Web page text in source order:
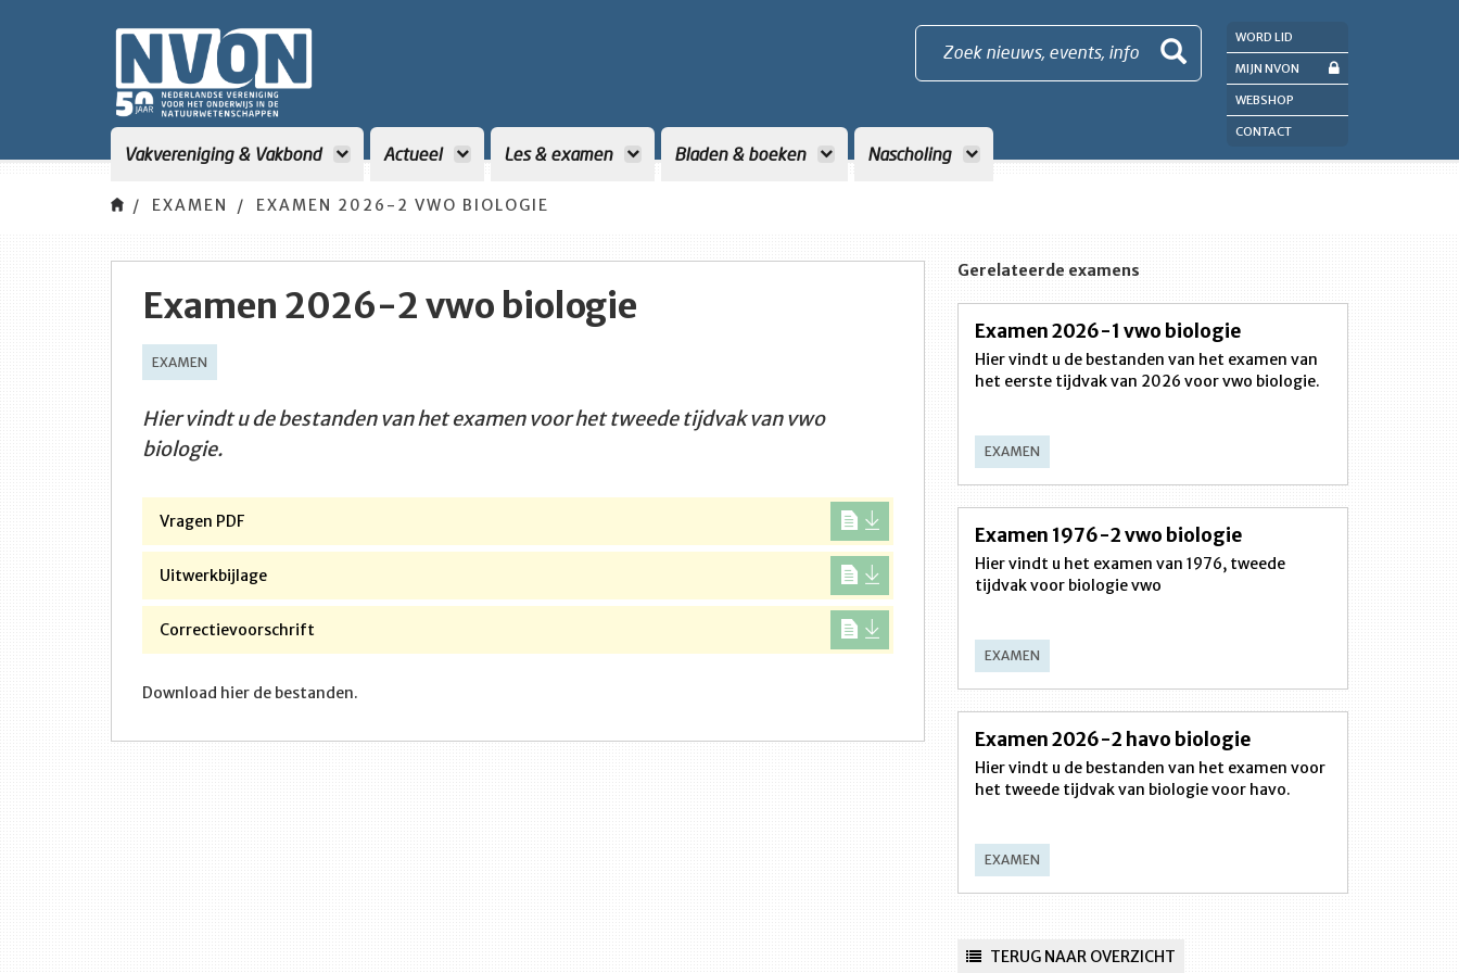
Zoek nieuws, events, info
Vakvereniging & Vakbond Actueel Les & examen Bladen & boeken Nascholing
WORD LID
MIJN NVON
WEBSHOP
CONTACT
EXAMEN EXAMEN 2026-2 VWO BIOLOGIE
Examen 2026-2 vwo biologie
EXAMEN
Hier vindt u de bestanden van het examen voor het tweede tijdvak van vwo
biologie.
Vragen PDF
Uitwerkbijlage
Correctievoorschrift
Download hier de bestanden.
Gerelateerde examens
Examen 2026-1 vwo biologie
Hier vindt u de bestanden van het examen van
het eerste tijdvak van 2026 voor vwo biologie.
EXAMEN
Examen 1976-2 vwo biologie
Hier vindt u het examen van 1976, tweede
tijdvak voor biologie vwo
EXAMEN
Examen 2026-2 havo biologie
Hier vindt u de bestanden van het examen voor
het tweede tijdvak van biologie voor havo.
EXAMEN
TERUG NAAR OVERZICHT